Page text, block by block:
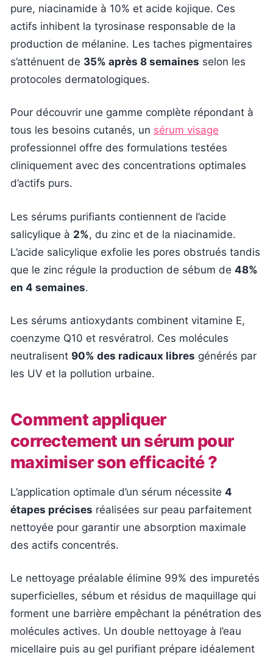
pure, niacinamide à 10% et acide kojique. Ces
actifs inhibent la tyrosinase responsable de la
production de mélanine. Les taches pigmentaires
s’atténuent de 35% après 8 semaines selon les
protocoles dermatologiques.
Pour découvrir une gamme complète répondant à
tous les besoins cutanés, un sérum visage
professionnel offre des formulations testées
cliniquement avec des concentrations optimales
d’actifs purs.
Les sérums purifiants contiennent de l’acide
salicylique à 2%, du zinc et de la niacinamide.
L’acide salicylique exfolie les pores obstrués tandis
que le zinc régule la production de sébum de 48%
en 4 semaines.
Les sérums antioxydants combinent vitamine E,
coenzyme Q10 et resvératrol. Ces molécules
neutralisent 90% des radicaux libres générés par
les UV et la pollution urbaine.
Comment appliquer
correctement un sérum pour
maximiser son efficacité ?
L’application optimale d’un sérum nécessite 4
étapes précises réalisées sur peau parfaitement
nettoyée pour garantir une absorption maximale
des actifs concentrés.
Le nettoyage préalable élimine 99% des impuretés
superficielles, sébum et résidus de maquillage qui
forment une barrière empêchant la pénétration des
molécules actives. Un double nettoyage à l’eau
micellaire puis au gel purifiant prépare idéalement